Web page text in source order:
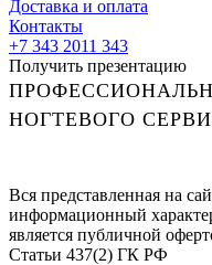
Доставка и оплата
Контакты
+7 343 2011 343
Получить презентацию
НОГТЕВОГО
Вся представленная на
информационный
является публичной
Статьи 437(2) ГК РФ